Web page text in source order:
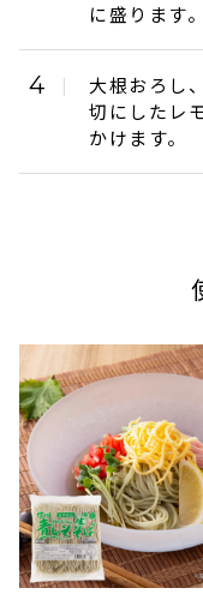
に盛ります。
4
大根おろし
切にしたレ
かけます。